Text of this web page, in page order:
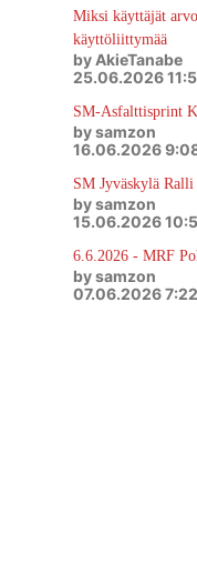
Miksi käyttäjät
käyttöliittymää
by AkieTanabe
25.06.2026
SM-Asfalttisprint
by samzon
16.06.2026
SM Jyväskylä
by samzon
15.06.2026
6.6.2026 - MRF
by samzon
07.06.2026